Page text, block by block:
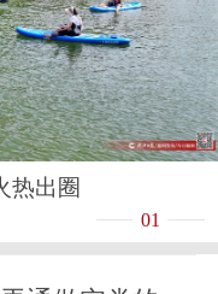
热出圈
01